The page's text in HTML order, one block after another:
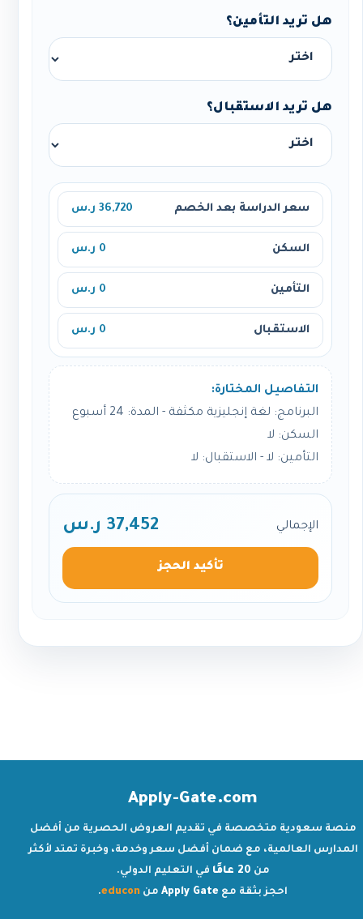
هل تريد التأمين؟
هل تريد الاستقبال؟
سعر الدراسة بعد الخصم 36,720 ر.س
السكن 0 ر.س
التأمين 0 ر.س
الاستقبال 0 ر.س
التفاصيل المختارة:
البرنامج: لغة إنجليزية مكثفة - المدة: 24 أسبوع
السكن: لا
التأمين: لا - الاستقبال: لا
الإجمالي 37,452 ر.س
تأكيد الحجز
Apply-Gate.com
منصة سعودية متخصصة في تقديم العروض الحصرية من أفضل
المدارس العالمية، مع ضمان أفضل سعر وخدمة، وخبرة تمتد لأكثر
من 20 عامًا
في التعليم الدولي.
احجز بثقة مع Apply Gate من educon
.